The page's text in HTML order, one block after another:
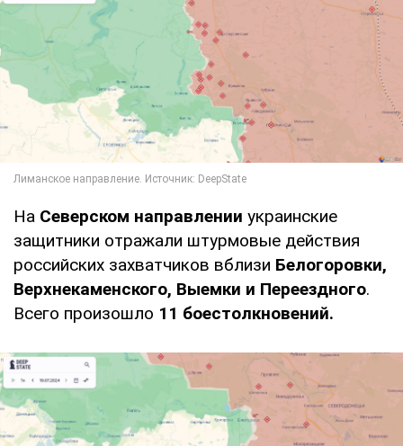
На Северском направлении украинские
защитники отражали штурмовые действия
российских захватчиков вблизи Белогоровки,
Верхнекаменского, Выемки и Переездного.
Всего произошло 11 боестолкновений.